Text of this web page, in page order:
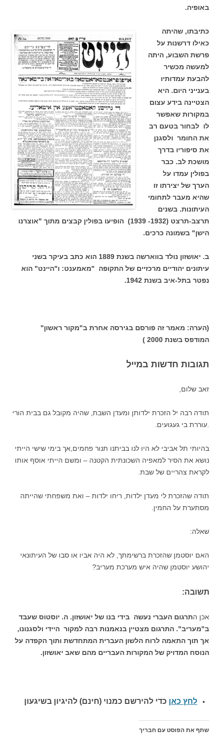
באופיה.
כתיבתו, שהיתה
כאילו דרשנות על
פרשת השבוע, היתה
למעשה מכשיר
להבעת עמדותיו
בענייני היום. היא
הצטיינה בידע עצום
במקורות שאפשר
לו לבחור בטעם רב
את החומר ולסגנן
את סיפוריו בדרך
מושכת לב. כבר
בפולין עמדו על
הערך של יצירתו זו
שהיא מעבר לתחומי
העיתונות. בשנים
תרצב-תרצט (1932- 1939) הופיעו בפולין קבצים מתוך "אוצרנו
הישן" בשמונה כרכים.
ב. יאושזון נולד בווארשה בשנת 1889 הוא כתב בעיקר בשני
עיתונים יהודיים מרכזיים של התקופה "מאמענט: ו"היינט" הוא
נפטר בתל-איב בשנת 1942.
(הערה: מאמר זה פורסם בגירסה אחרת ב"מקור ראשון"
המודפס בשנת 2000 )
תגובות חדשות במייל
זאב שלום,
תודה רבה יל הזכרת ילדותן ומעדן השבת, שהיה מקובל גם בבית הורי
.עוררת בי געגועים.
בהיותי תל אביבי לא היו לנו בביתנו תנור פחמים,אך בימי שישי הייתי
נושא את הסיר למאפיה השכונתית הקטנה – ומשם הייתי אוסף אותו
לקראת צהריים של שבת.
תודה שהזכרת לי מעדן ילדות, ריחו ילדות – ואת משפחתי שהייתה
מסתערת על החמין.
שאלה:
האם יוסטמן שהזכרת ברשימתך, לא היה אביו או סבו של העיתונאי
יהושע יוסטמן שהיה איש מערכת מעריב?
תשובה:
אכן התרגום העברי נעשה בידי בנו של יאושזון. ה. יוסטוס שעבד
ב"מעריב". התרגום מצטיין בנאמנות רבה למקור היידי ולסגנונו,
אך תוך התאמה לרוח הלשון העברית המתחדשת ותוך הקפדה על
הנוסח המדויק של המקורות העבריים מהם שאב יאושזון.
לחץ כאן כדי להירשם כמנוי (חינם) להיגיון בשיגעון
שתף את הפוסט עם חבריך